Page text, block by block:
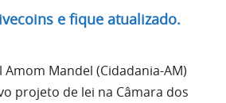
e fique atualizado.
Mandel (Cidadania-AM)
projeto de lei na Câmara dos